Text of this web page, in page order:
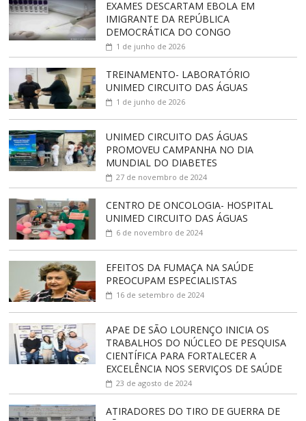
EXAMES DESCARTAM EBOLA EM
IMIGRANTE DA REPÚBLICA
DEMOCRÁTICA DO CONGO
1 de junho de 2026
TREINAMENTO- LABORATÓRIO
UNIMED CIRCUITO DAS ÁGUAS
1 de junho de 2026
UNIMED CIRCUITO DAS ÁGUAS
PROMOVEU CAMPANHA NO DIA
MUNDIAL DO DIABETES
27 de novembro de 2024
CENTRO DE ONCOLOGIA- HOSPITAL
UNIMED CIRCUITO DAS ÁGUAS
6 de novembro de 2024
EFEITOS DA FUMAÇA NA SAÚDE
PREOCUPAM ESPECIALISTAS
16 de setembro de 2024
APAE DE SÃO LOURENÇO INICIA OS
TRABALHOS DO NÚCLEO DE PESQUISA
CIENTÍFICA PARA FORTALECER A
EXCELÊNCIA NOS SERVIÇOS DE SAÚDE
23 de agosto de 2024
ATIRADORES DO TIRO DE GUERRA DE